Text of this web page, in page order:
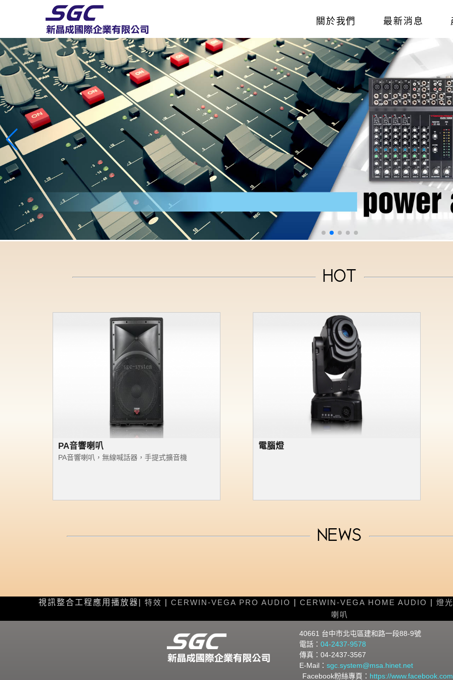
關於我們 最新消息
HOT
PA音響喇叭
PA音響喇叭，無線喊話器，手提式擴音機
電腦燈
NEWS
視訊整合工程應用播放器| 特效 CERWIN-VEGA PRO AUDIO CERWIN-VEGA HOME AUDIO
燈光
喇叭
40661 台中市北屯區建和路一段88-9號
電話： 04-2437-9578
傳真：04-2437-3567
E-Mail： sgc.system@msa.hinet.net
Facebook粉絲專頁： https://